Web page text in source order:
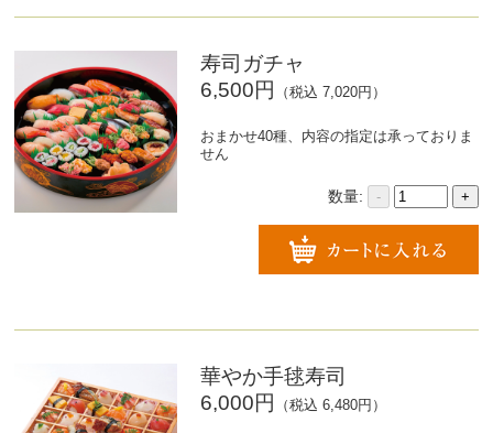
寿司ガチャ
6,500円
（税込 7,020円）
おまかせ40種、内容の指定は承っておりま
せん
数量: - +
華やか手毬寿司
6,000円
（税込 6,480円）